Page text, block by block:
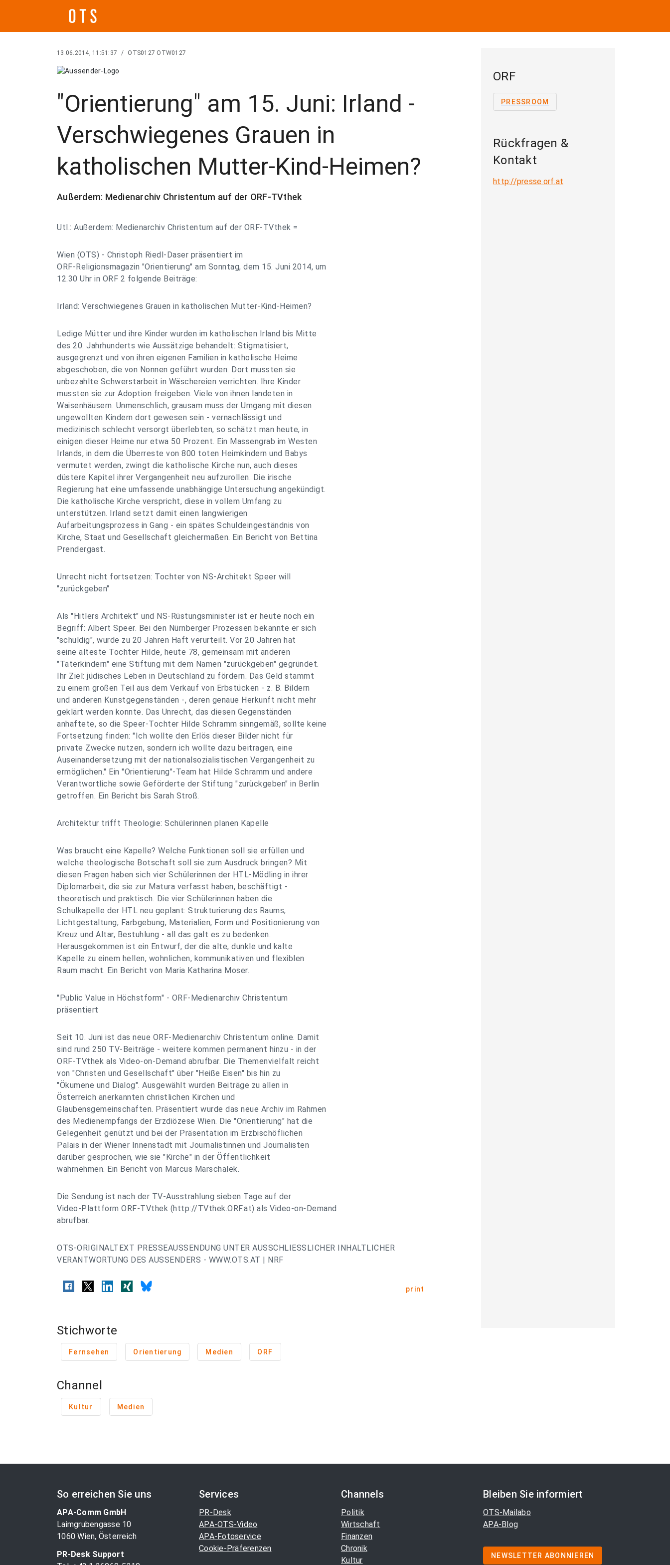
13.06.2014, 11:51:37 / OTS0127 OTW0127
"Orientierung" am 15. Juni: Irland -
Verschwiegenes Grauen in
katholischen Mutter-Kind-Heimen?
Außerdem: Medienarchiv Christentum auf der ORF-TVthek
Utl.: Außerdem: Medienarchiv Christentum auf der ORF-TVthek =
Wien (OTS) - Christoph Riedl-Daser präsentiert im
ORF-Religionsmagazin "Orientierung" am Sonntag, dem 15. Juni 2014, um
12.30 Uhr in ORF 2 folgende Beiträge:
Irland: Verschwiegenes Grauen in katholischen Mutter-Kind-Heimen?
Ledige Mütter und ihre Kinder wurden im katholischen Irland bis Mitte
des 20. Jahrhunderts wie Aussätzige behandelt: Stigmatisiert,
ausgegrenzt und von ihren eigenen Familien in katholische Heime
abgeschoben, die von Nonnen geführt wurden. Dort mussten sie
unbezahlte Schwerstarbeit in Wäschereien verrichten. Ihre Kinder
mussten sie zur Adoption freigeben. Viele von ihnen landeten in
Waisenhäusern. Unmenschlich, grausam muss der Umgang mit diesen
ungewollten Kindern dort gewesen sein - vernachlässigt und
medizinisch schlecht versorgt überlebten, so schätzt man heute, in
einigen dieser Heime nur etwa 50 Prozent. Ein Massengrab im Westen
Irlands, in dem die Überreste von 800 toten Heimkindern und Babys
vermutet werden, zwingt die katholische Kirche nun, auch dieses
düstere Kapitel ihrer Vergangenheit neu aufzurollen. Die irische
Regierung hat eine umfassende unabhängige Untersuchung angekündigt.
Die katholische Kirche verspricht, diese in vollem Umfang zu
unterstützen. Irland setzt damit einen langwierigen
Aufarbeitungsprozess in Gang - ein spätes Schuldeingeständnis von
Kirche, Staat und Gesellschaft gleichermaßen. Ein Bericht von Bettina
Prendergast.
Unrecht nicht fortsetzen: Tochter von NS-Architekt Speer will
"zurückgeben"
Als "Hitlers Architekt" und NS-Rüstungsminister ist er heute noch ein
Begriff: Albert Speer. Bei den Nürnberger Prozessen bekannte er sich
"schuldig", wurde zu 20 Jahren Haft verurteilt. Vor 20 Jahren hat
seine älteste Tochter Hilde, heute 78, gemeinsam mit anderen
"Täterkindern" eine Stiftung mit dem Namen "zurückgeben" gegründet.
Ihr Ziel: jüdisches Leben in Deutschland zu fördern. Das Geld stammt
zu einem großen Teil aus dem Verkauf von Erbstücken - z. B. Bildern
und anderen Kunstgegenständen -, deren genaue Herkunft nicht mehr
geklärt werden konnte. Das Unrecht, das diesen Gegenständen
anhaftete, so die Speer-Tochter Hilde Schramm sinngemäß, sollte keine
Fortsetzung finden: "Ich wollte den Erlös dieser Bilder nicht für
private Zwecke nutzen, sondern ich wollte dazu beitragen, eine
Auseinandersetzung mit der nationalsozialistischen Vergangenheit zu
ermöglichen." Ein "Orientierung"-Team hat Hilde Schramm und andere
Verantwortliche sowie Geförderte der Stiftung "zurückgeben" in Berlin
getroffen. Ein Bericht bis Sarah Stroß.
Architektur trifft Theologie: Schülerinnen planen Kapelle
Was braucht eine Kapelle? Welche Funktionen soll sie erfüllen und
welche theologische Botschaft soll sie zum Ausdruck bringen? Mit
diesen Fragen haben sich vier Schülerinnen der HTL-Mödling in ihrer
Diplomarbeit, die sie zur Matura verfasst haben, beschäftigt -
theoretisch und praktisch. Die vier Schülerinnen haben die
Schulkapelle der HTL neu geplant: Strukturierung des Raums,
Lichtgestaltung, Farbgebung, Materialien, Form und Positionierung von
Kreuz und Altar, Bestuhlung - all das galt es zu bedenken.
Herausgekommen ist ein Entwurf, der die alte, dunkle und kalte
Kapelle zu einem hellen, wohnlichen, kommunikativen und flexiblen
Raum macht. Ein Bericht von Maria Katharina Moser.
"Public Value in Höchstform" - ORF-Medienarchiv Christentum
präsentiert
Seit 10. Juni ist das neue ORF-Medienarchiv Christentum online. Damit
sind rund 250 TV-Beiträge - weitere kommen permanent hinzu - in der
ORF-TVthek als Video-on-Demand abrufbar. Die Themenvielfalt reicht
von "Christen und Gesellschaft" über "Heiße Eisen" bis hin zu
"Ökumene und Dialog". Ausgewählt wurden Beiträge zu allen in
Österreich anerkannten christlichen Kirchen und
Glaubensgemeinschaften. Präsentiert wurde das neue Archiv im Rahmen
des Medienempfangs der Erzdiözese Wien. Die "Orientierung" hat die
Gelegenheit genützt und bei der Präsentation im Erzbischöflichen
Palais in der Wiener Innenstadt mit Journalistinnen und Journalisten
darüber gesprochen, wie sie "Kirche" in der Öffentlichkeit
wahrnehmen. Ein Bericht von Marcus Marschalek.
Die Sendung ist nach der TV-Ausstrahlung sieben Tage auf der
Video-Plattform ORF-TVthek (http://TVthek.ORF.at) als Video-on-Demand
abrufbar.
OTS-ORIGINALTEXT PRESSEAUSSENDUNG UNTER AUSSCHLIESSLICHER INHALTLICHER
VERANTWORTUNG DES AUSSENDERS - WWW.OTS.AT | NRF
print
Stichworte
Fernsehen Orientierung Medien ORF
Channel
Kultur Medien
ORF
PRESSROOM
Rückfragen &
Kontakt
http://presse.orf.at
So erreichen Sie uns
APA-Comm GmbH
Laimgrubengasse 10
1060 Wien, Österreich
PR-Desk Support
Services
PR-Desk
APA-OTS-Video
APA-Fotoservice
Cookie-Präferenzen
Channels
Politik
Wirtschaft
Finanzen
Chronik
Kultur
Bleiben Sie informiert
OTS-Mailabo
APA-Blog
NEWSLETTER ABONNIEREN